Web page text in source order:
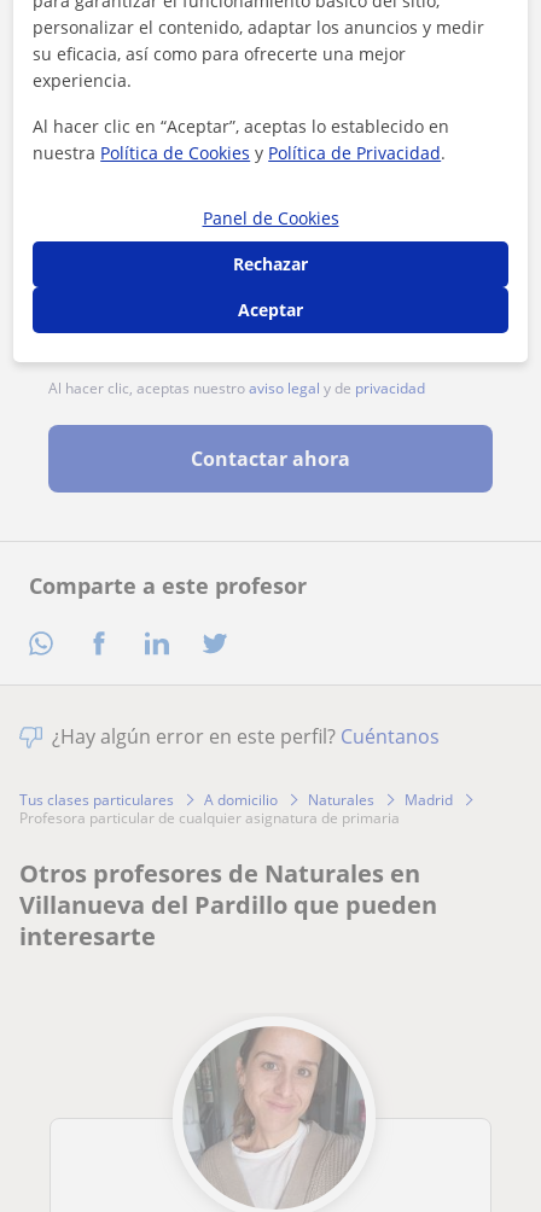
Comparte a este profesor
Al hacer clic, aceptas nuestroaviso legal y de privacidad
Contactar ahora
¿Hay algún error en este perfil? Cuéntanos
Tus clases particulares A domicilio Naturales
Madrid
profesora particular de cualquier asignatura de primaria
Otros profesores de Naturales en
Villanueva del Pardillo que pueden
interesarte
personalizar el contenido, adaptar los anuncios y medir
su eficacia, así como para ofrecerte una mejor
experiencia.
Al hacer clic en “Aceptar”, aceptas lo establecido en
nuestra Política de Cookies y Política de Privacidad.
Panel de Cookies
Rechazar
Aceptar